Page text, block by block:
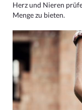
Herz und Nieren
Menge zu bieten.